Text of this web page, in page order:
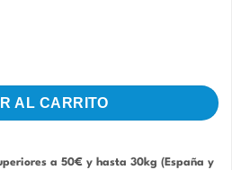
cantidad
AL CARRITO
a 50€ y hasta 30kg (España y